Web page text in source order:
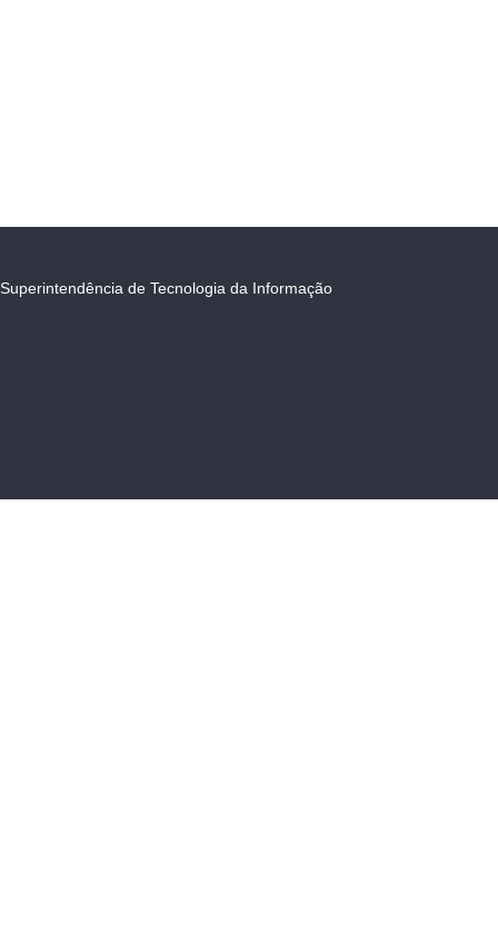
Superintendência de Tecnologia da Informação